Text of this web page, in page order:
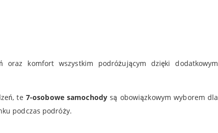
oraz komfort wszystkim podróżującym dzięki dodatkowym
te 7-osobowe samochody są obowiązkowym wyborem dla
podczas podróży.